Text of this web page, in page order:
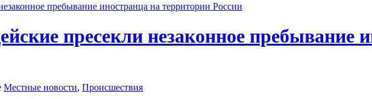
пресекли незаконное пребывание
Местные новости, Происшествия